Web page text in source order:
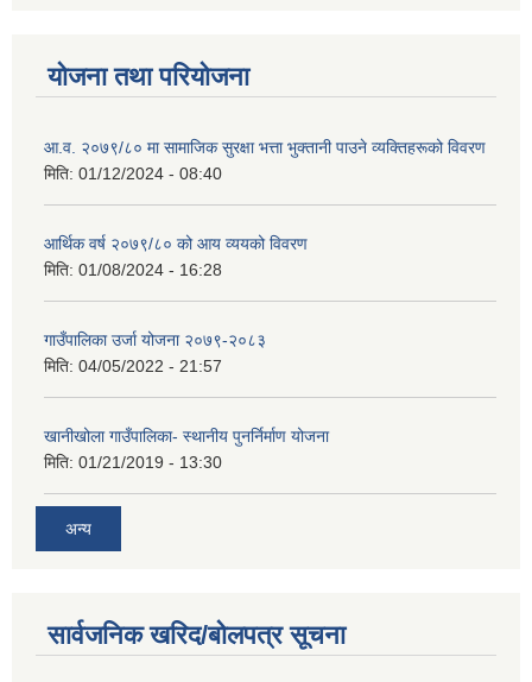
योजना तथा परियोजना
आ.व. २०७९/८० मा सामाजिक सुरक्षा भत्ता भुक्तानी पाउने व्यक्तिहरूको विवरण
मिति: 01/12/2024 - 08:40
आर्थिक वर्ष २०७९/८० को आय व्ययको विवरण
मिति: 01/08/2024 - 16:28
गाउँपालिका उर्जा योजना २०७९-२०८३
मिति: 04/05/2022 - 21:57
खानीखोला गाउँपालिका- स्थानीय पुनर्निर्माण योजना
मिति: 01/21/2019 - 13:30
अन्य
सार्वजनिक खरिद/बोलपत्र सूचना